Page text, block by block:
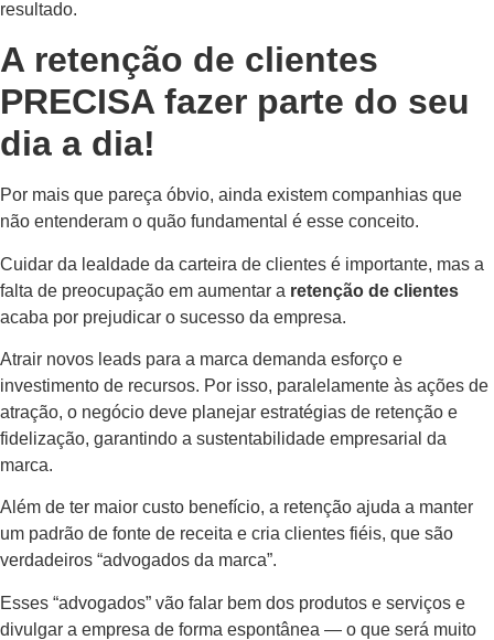
resultado.
A retenção de clientes
PRECISA fazer parte do seu
dia a dia!
Por mais que pareça óbvio, ainda existem companhias que
não entenderam o quão fundamental é esse conceito.
Cuidar da lealdade da carteira de clientes é importante, mas a
falta de preocupação em aumentar a retenção de clientes
acaba por prejudicar o sucesso da empresa.
Atrair novos leads para a marca demanda esforço e
investimento de recursos. Por isso, paralelamente às ações de
atração, o negócio deve planejar estratégias de retenção e
fidelização, garantindo a sustentabilidade empresarial da
marca.
Além de ter maior custo benefício, a retenção ajuda a manter
um padrão de fonte de receita e cria clientes fiéis, que são
verdadeiros “advogados da marca”.
Esses “advogados” vão falar bem dos produtos e serviços e
divulgar a empresa de forma espontânea — o que será muito